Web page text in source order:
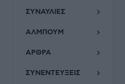
ΣΥΝΑΥΛΙΕΣ
ΑΛΜΠΟΥΜ
ΑΡΘΡΑ
ΣΥΝΕΝΤΕΥΞΕΙΣ